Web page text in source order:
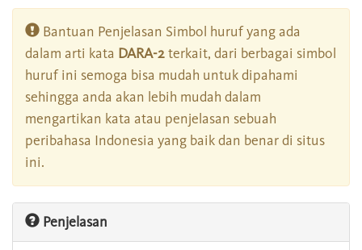
Bantuan Penjelasan Simbol huruf yang ada
dalam arti kata DARA-2terkait, dari berbagai simbol
huruf ini semoga bisa mudah untuk dipahami
sehingga anda akan lebih mudah dalam
mengartikan kata atau penjelasan sebuah
peribahasa Indonesia yang baik dan benar di situs
ini.
Penjelasan